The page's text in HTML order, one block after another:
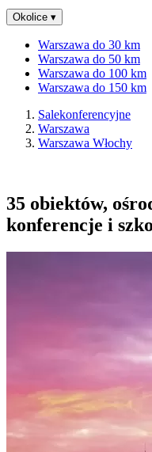
Okolice ▾
Warszawa do 30 km
Warszawa do 50 km
Warszawa do 100 km
Warszawa do 150 km
Salekonferencyjne
Warszawa
Warszawa Włochy
35 obiektów,
konferencje i